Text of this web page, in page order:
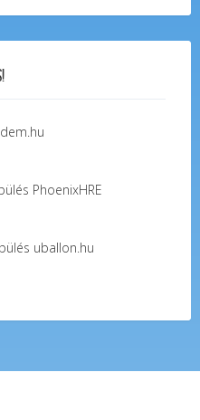
PhoenixHRE
uballon.hu